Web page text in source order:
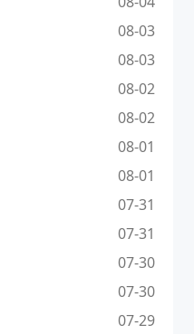
08-03
08-03
08-02
08-02
08-01
08-01
07-31
07-31
07-30
07-30
07-29